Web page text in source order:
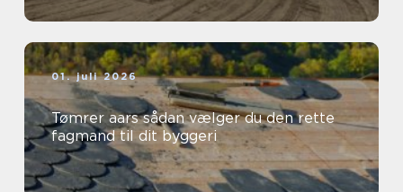
01. juli 2026
Tømrer aars sådan vælger du den rette
fagmand til dit byggeri